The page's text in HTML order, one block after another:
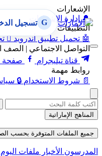
الإشعارات
🔔 إدارة الإشعارات
التطبيقات
🤖 تحميل تطبيق أندرويد 
التواصل الاجتماعي | الصف
قناة تيليجرام
صفحة
روابط مهمة
📄 شروط الاستخدام 🔒
G تسجيل
المناهج الإماراتية
جميع الملفات المتوفرة بحسب الصف
المدرسون الأخبار ملفات اليوم